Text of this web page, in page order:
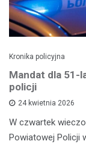
Kronika policyjna
Mandat dla 51-
policji
24 kwietnia 2026
W czwartek
Powiatowej Policji